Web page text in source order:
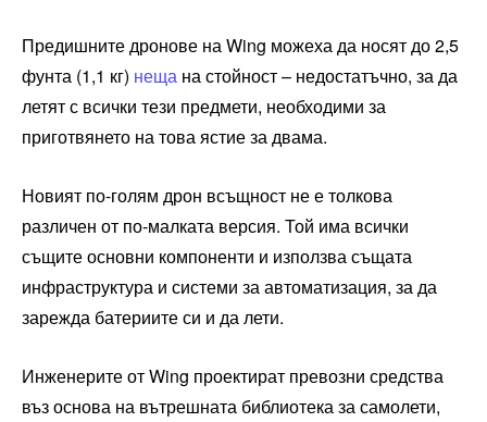
Предишните дронове на Wing можеха да носят до 2,5
фунта (1,1 кг) неща на стойност – недостатъчно, за да
летят с всички тези предмети, необходими за
приготвянето на това ястие за двама.
Новият по-голям дрон всъщност не е толкова
различен от по-малката версия. Той има всички
същите основни компоненти и използва същата
инфраструктура и системи за автоматизация, за да
зарежда батериите си и да лети.
Инженерите от Wing проектират превозни средства
въз основа на вътрешната библиотека за самолети,